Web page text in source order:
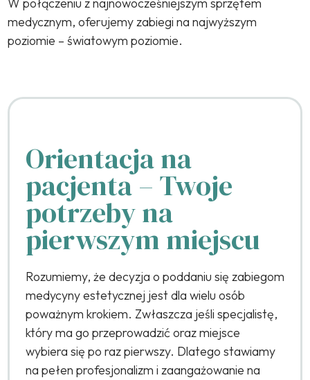
W połączeniu z najnowocześniejszym sprzętem
medycznym, oferujemy zabiegi na najwyższym
poziomie – światowym poziomie.
Orientacja na
pacjenta – Twoje
potrzeby na
pierwszym miejscu
Rozumiemy, że decyzja o poddaniu się zabiegom
medycyny estetycznej jest dla wielu osób
poważnym krokiem. Zwłaszcza jeśli specjalistę,
który ma go przeprowadzić oraz miejsce
wybiera się po raz pierwszy. Dlatego stawiamy
na pełen profesjonalizm i zaangażowanie na